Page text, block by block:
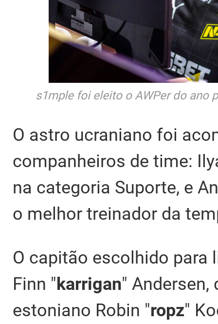
s1mple foi eleito o AWPer do ano
O astro ucraniano foi
companheiros de time:
na categoria Suporte, e
o melhor treinador da
O capitão escolhido
Finn "karrigan"
estoniano Robin "ropz"